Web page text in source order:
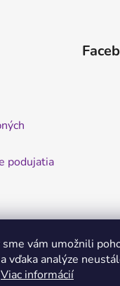
vám umožnili
vďaka analýze
Viac informácií
podujatia